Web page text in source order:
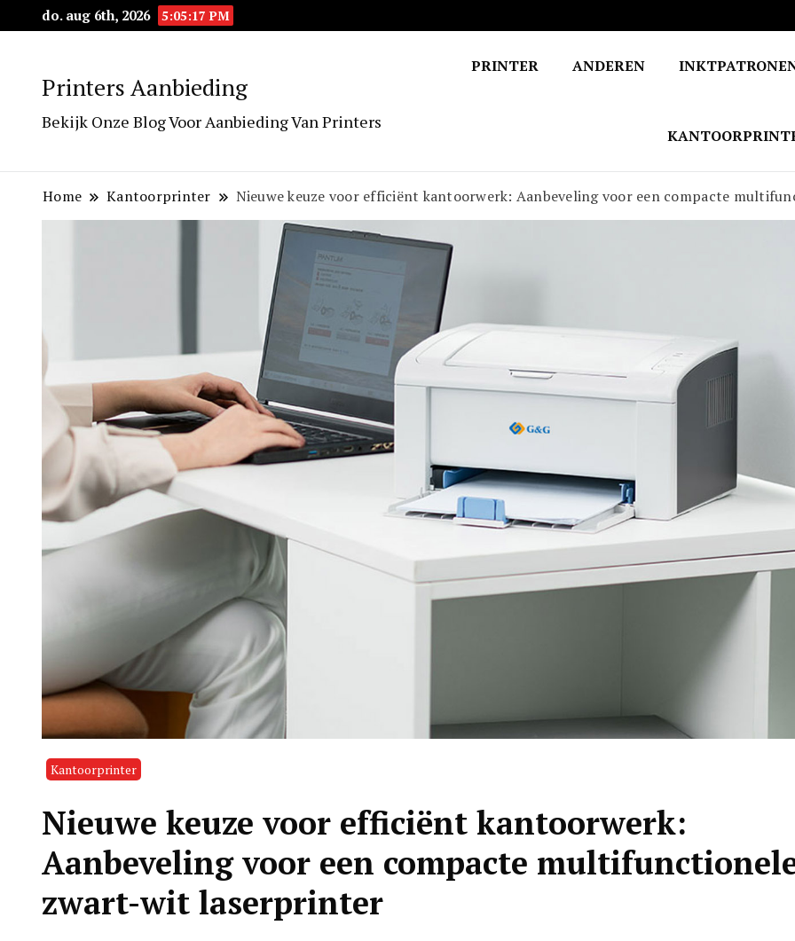
do. aug 6th, 2026 5:05:18 PM
Printers Aanbieding
Bekijk Onze Blog Voor Aanbieding Van Printers
PRINTER ANDEREN
Home Kantoorprinter Nieuwe keuze voor efficiënt kantoorwerk: Aanbeveling voor een compacte
Kantoorprinter
Nieuwe keuze voor efficiënt kantoorwerk:
Aanbeveling voor een compacte
zwart-wit laserprinter